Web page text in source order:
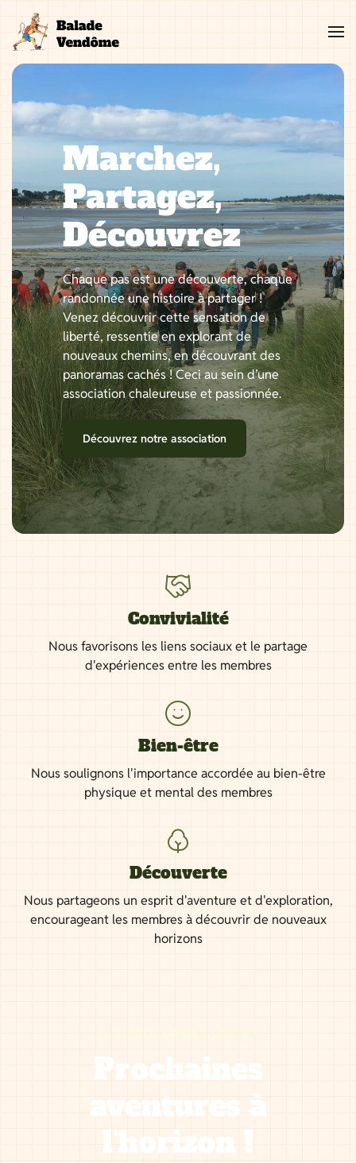
contenu
Marchez,
Partagez,
Découvrez
Chaque pas est une découverte, chaque
randonnée une histoire à partager !
Venez découvrir cette sensation de
liberté, ressentie en explorant de
nouveaux chemins, en découvrant des
panoramas cachés ! Ceci au sein d’une
association chaleureuse et passionnée.
Découvrez notre association
Convivialité
Nous favorisons les liens sociaux et le partage
d'expériences entre les membres
Bien-être
Nous soulignons l'importance accordée au bien-être
physique et mental des membres
Découverte
Nous partageons un esprit d'aventure et d'exploration,
encourageant les membres à découvrir de nouveaux
horizons
Prochaines
aventures à
l'horizon !